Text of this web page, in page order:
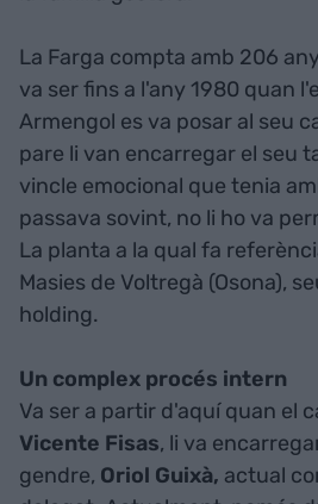
La Farga compta amb 206
va ser fins a l'any 1980 quan
Armengol es va posar al seu
pare li van encarregar el seu
vincle emocional que tenia
passava sovint, no li ho va
La planta a la qual fa
Masies de Voltregà (Osona),
holding.
Un complex procés intern
Va ser a partir d'aquí quan el
Vicente Fisas, li va
gendre, Oriol Guixà, actual